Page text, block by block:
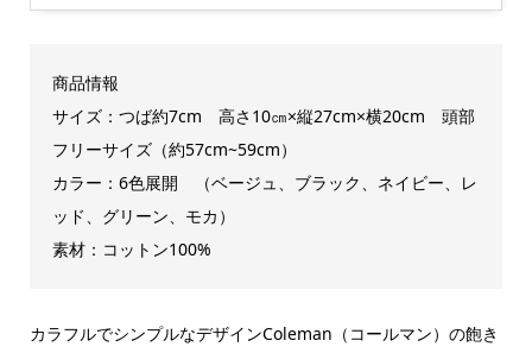
商品情報
サイズ：つば約7cm 高さ10㎝×縦27cm×横20cm 頭部
フリーサイズ（約57cm~59cm）
カラー：6色展開 （ベージュ、ブラック、ネイビー、レ
ッド、グリーン、モカ）
素材：コットン100%
カラフルでシンプルなデザインColeman（コールマン）の飽き